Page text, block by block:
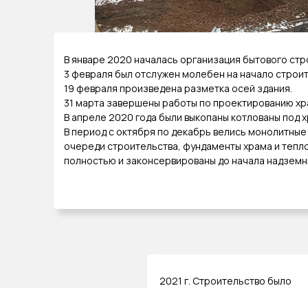
В январе 2020 началась организация бытового
3 февраля был отслужен молебен на начало
19 февраля произведена разметка осей здания.
31 марта завершены работы по проектированию
В апреле 2020 года были выкопаны котлованы под
В период с октября по декабрь велись
очереди строительства, фундаменты храма и
полностью и законсервированы до начала
2021 г. Строительство было